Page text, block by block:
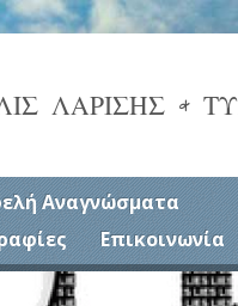
ΛΑΡΙΣΗΣ &
Αναγνώσματα
Επικοινωνία